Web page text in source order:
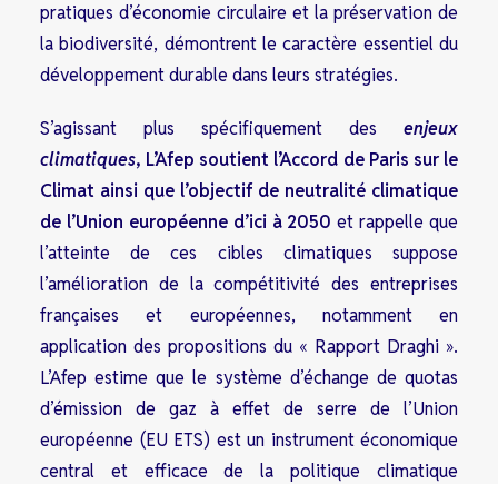
pratiques d’économie circulaire et la préservation de
la biodiversité, démontrent le caractère essentiel du
développement durable dans leurs stratégies.
S’agissant plus spécifiquement des enjeux
climatiques, L’Afep soutient l’Accord de Paris sur le
Climat ainsi que l’objectif de neutralité climatique
de l’Union européenne d’ici à 2050 et rappelle que
l’atteinte de ces cibles climatiques suppose
l’amélioration de la compétitivité des entreprises
françaises et européennes, notamment en
application des propositions du « Rapport Draghi ».
L’Afep estime que le système d’échange de quotas
d’émission de gaz à effet de serre de l’Union
européenne (EU ETS) est un instrument économique
central et efficace de la politique climatique